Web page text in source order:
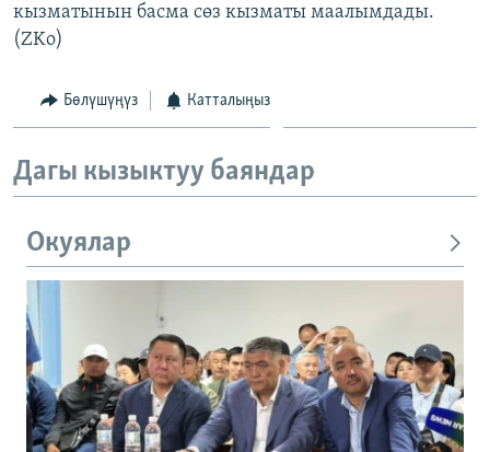
кызматынын басма сөз кызматы маалымдады.
(ZKo)
Бөлүшүңүз Катталыңыз
Дагы кызыктуу баяндар
Окуялар